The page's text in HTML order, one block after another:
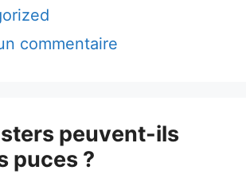
commentaire
peuvent-ils
puces ?